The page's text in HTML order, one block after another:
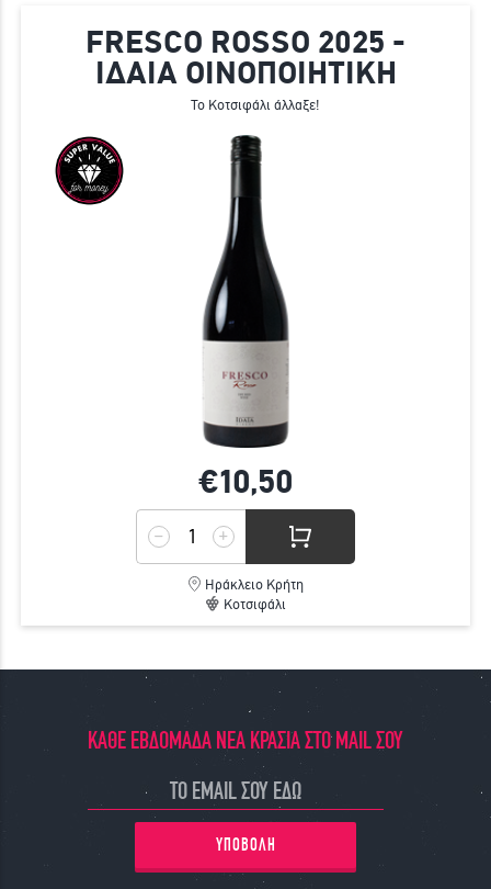
FRESCO ROSSO 2025 -
ΙΔΑΙΑ ΟΙΝΟΠΟΙΗΤΙΚΗ
Το Κοτσιφάλι άλλαξε!
€10,50
Ηράκλειο Κρήτη
Κοτσιφάλι
ΚΑΘΕ ΕΒΔΟΜΑΔΑ ΝΕΑ ΚΡΑΣΙΑ ΣΤΟ MAIL ΣΟΥ
ΥΠΟΒΟΛΗ